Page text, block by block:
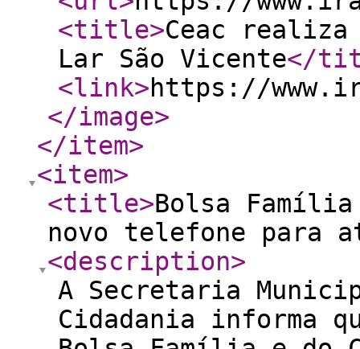
<title>Ceac realiza
Lar São Vicente</
<link>https://
</image>
</item>
<item>
<title>Bolsa Família
novo telefone para
<description>
A Secretaria
Cidadania informa